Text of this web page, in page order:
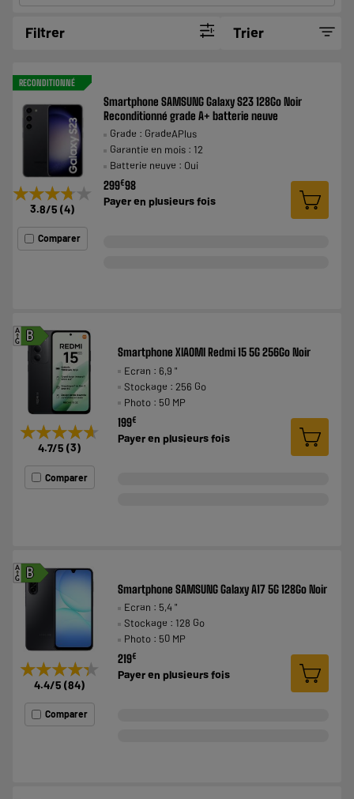
Filtrer Trier
RECONDITIONNÉ
★★★★★
★★★★★
3.8/5 (4)
Comparer
Smartphone SAMSUNG Galaxy S23 128Go Noir
Reconditionné grade A+ batterie neuve
Grade : GradeAPlus
Garantie en mois : 12
Batterie neuve : Oui
299€98
Payer en plusieurs fois
B
A
G
★★★★★
★★★★★
4.7/5 (3)
Comparer
Smartphone XIAOMI Redmi 15 5G 256Go Noir
Ecran : 6,9 "
Stockage : 256 Go
Photo : 50 MP
199€
Payer en plusieurs fois
B
A
G
★★★★★
★★★★★
4.4/5 (84)
Comparer
Smartphone SAMSUNG Galaxy A17 5G 128Go Noir
Ecran : 5,4 "
Stockage : 128 Go
Photo : 50 MP
219€
Payer en plusieurs fois